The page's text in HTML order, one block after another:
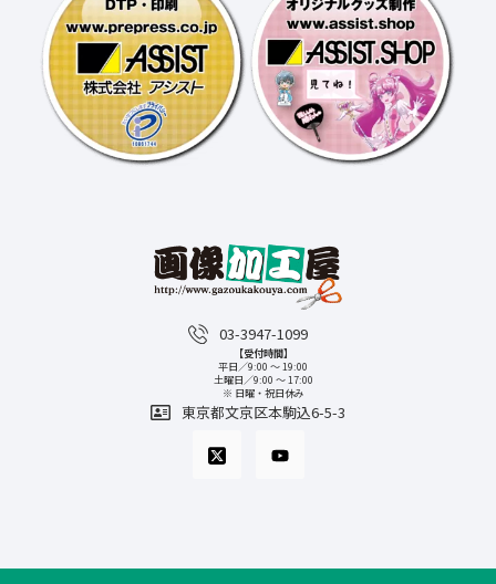
03-3947-1099
【受付時間】
平日／9:00 〜 19:00
土曜日／9:00 〜 17:00
※ 日曜・祝日休み
東京都文京区本駒込6-5-3